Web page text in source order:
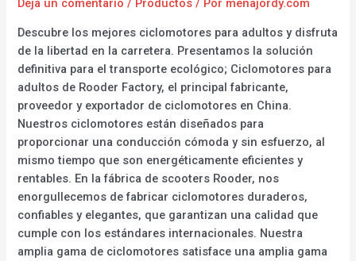
Deja un comentario / Productos / Por menajordy.com
Descubre los mejores ciclomotores para adultos y disfruta
de la libertad en la carretera. Presentamos la solución
definitiva para el transporte ecológico; Ciclomotores para
adultos de Rooder Factory, el principal fabricante,
proveedor y exportador de ciclomotores en China.
Nuestros ciclomotores están diseñados para
proporcionar una conducción cómoda y sin esfuerzo, al
mismo tiempo que son energéticamente eficientes y
rentables. En la fábrica de scooters Rooder, nos
enorgullecemos de fabricar ciclomotores duraderos,
confiables y elegantes, que garantizan una calidad que
cumple con los estándares internacionales. Nuestra
amplia gama de ciclomotores satisface una amplia gama